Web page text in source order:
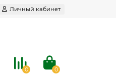
Личный кабинет
0 0